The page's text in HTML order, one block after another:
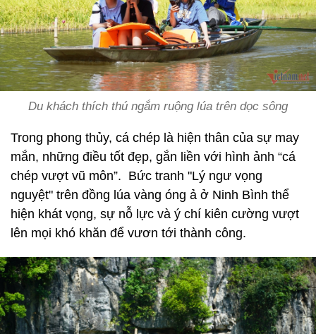
Du khách thích thú ngắm ruộng lúa trên dọc sông
Trong phong thủy, cá chép là hiện thân của sự may
mắn, những điều tốt đẹp, gắn liền với hình ảnh “cá
chép vượt vũ môn”. Bức tranh "Lý ngư vọng
nguyệt" trên đồng lúa vàng óng ả ở Ninh Bình thể
hiện khát vọng, sự nỗ lực và ý chí kiên cường vượt
lên mọi khó khăn để vươn tới thành công.